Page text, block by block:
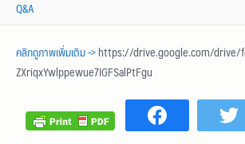
Q&A
คลิกดูภาพเพิ่มเติม ->https://drive.google.com/drive/
ZXriqxYwlppewue7IGFSalPtFgu